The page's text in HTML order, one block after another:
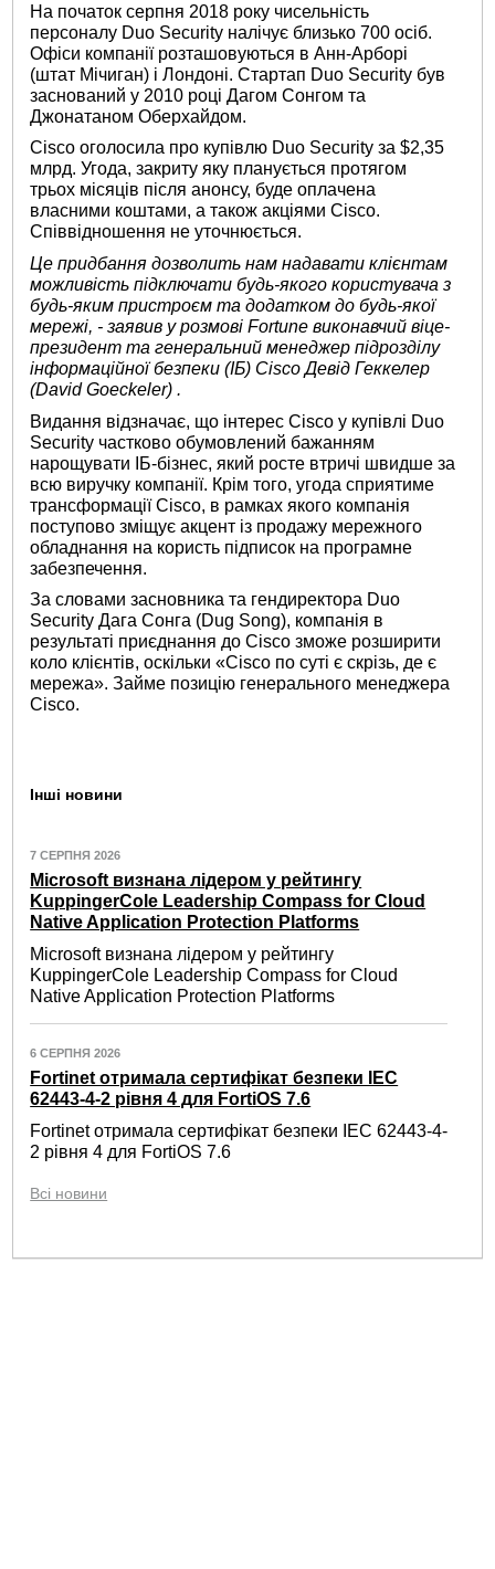
На початок серпня 2018 року чисельність
персоналу Duo Security налічує близько 700 осіб.
Офіси компанії розташовуються в Анн-Арборі
(штат Мічиган) і Лондоні. Стартап Duo Security був
заснований у 2010 році Дагом Сонгом та
Джонатаном Оберхайдом.
Cisco оголосила про купівлю Duo Security за $2,35
млрд. Угода, закриту яку планується протягом
трьох місяців після анонсу, буде оплачена
власними коштами, а також акціями Cisco.
Співвідношення не уточнюється.
Це придбання дозволить нам надавати клієнтам
можливість підключати будь-якого користувача з
будь-яким пристроєм та додатком до будь-якої
мережі, - заявив у розмові Fortune виконавчий віце-
президент та генеральний менеджер підрозділу
інформаційної безпеки (ІБ) Cisco Девід Геккелер
(David Goeckeler) .
Видання відзначає, що інтерес Cisco у купівлі Duo
Security частково обумовлений бажанням
нарощувати ІБ-бізнес, який росте втричі швидше за
всю виручку компанії. Крім того, угода сприятиме
трансформації Cisco, в рамках якого компанія
поступово зміщує акцент із продажу мережного
обладнання на користь підписок на програмне
забезпечення.
За словами засновника та гендиректора Duo
Security Дага Сонга (Dug Song), компанія в
результаті приєднання до Cisco зможе розширити
коло клієнтів, оскільки «Cisco по суті є скрізь, де є
мережа». Займе позицію генерального менеджера
Cisco.
Інші новини
7 СЕРПНЯ 2026
Microsoft визнана лідером у рейтингу
KuppingerCole Leadership Compass for Cloud
Native Application Protection Platforms
Microsoft визнана лідером у рейтингу
KuppingerCole Leadership Compass for Cloud
Native Application Protection Platforms
6 СЕРПНЯ 2026
Fortinet отримала сертифікат безпеки IEC
62443-4-2 рівня 4 для FortiOS 7.6
Fortinet отримала сертифікат безпеки IEC 62443-4-
2 рівня 4 для FortiOS 7.6
Всі новини